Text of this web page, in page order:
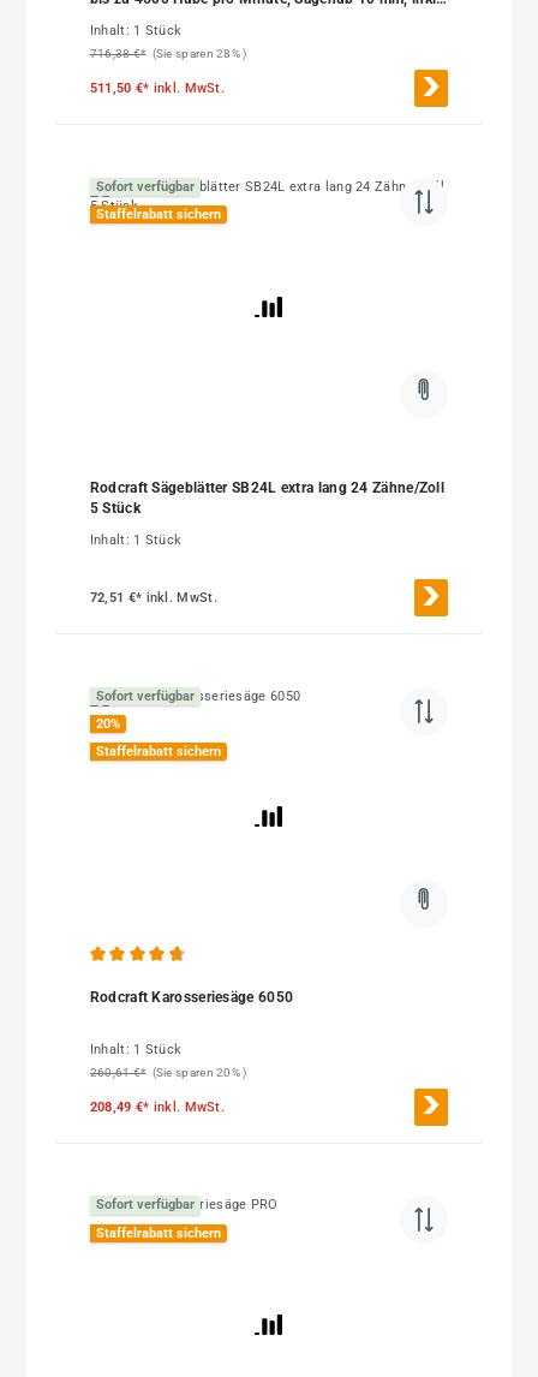
Inhalt: 1 Stück
716,38 €* (Sie sparen 28% )
511,50 €* inkl. MwSt.
Sofort verfügbar
Staffelrabatt sichern
Rodcraft Sägeblätter SB24L extra lang 24 Zähne/Zoll
5 Stück
Inhalt: 1 Stück
72,51 €* inkl. MwSt.
Sofort verfügbar
20%
Staffelrabatt sichern
Rodcraft Karosseriesäge 6050
Inhalt: 1 Stück
260,61 €* (Sie sparen 20% )
208,49 €* inkl. MwSt.
Sofort verfügbar
Staffelrabatt sichern